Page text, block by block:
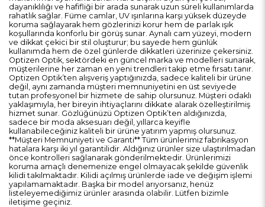
dayanıklılığı ve hafifliği bir arada sunarak uzun süreli kullanımlarda
rahatlık sağlar. Füme camlar, UV ışınlarına karşı yüksek düzeyde
koruma sağlayarak hem gözlerinizi korur hem de parlak ışık
koşullarında konforlu bir görüş sunar. Aynalı cam yüzeyi, modern
ve dikkat çekici bir stil oluşturur; bu sayede hem günlük
kullanımda hem de özel günlerde dikkatleri üzerinize çekersiniz.
Optizen Optik, sektördeki en güncel marka ve modelleri sunarak,
müşterilerine her zaman en yeni trendleri takip etme fırsatı tanır.
Optizen Optik’ten alışveriş yaptığınızda, sadece kaliteli bir ürüne
değil, aynı zamanda müşteri memnuniyetini en üst seviyede
tutan profesyonel bir hizmete de sahip olursunuz. Müşteri odaklı
yaklaşımıyla, her bireyin ihtiyaçlarını dikkate alarak özelleştirilmiş
hizmet sunar. Gözlüğünüzü Optizen Optik’ten aldığınızda,
sadece bir moda aksesuarı değil, yıllarca keyifle
kullanabileceğiniz kaliteli bir ürüne yatırım yapmış olursunuz.
**Müşteri Memnuniyeti ve Garanti** Tüm ürünlerimiz fabrikasyon
hatalara karşı iki yıl garantilidir. Aldığınız ürünler size ulaştırılmadan
önce kontrolleri sağlanarak gönderilmektedir. Ürünlerimizi
koruma amaçlı denemenize engel olmayacak şekilde güvenlik
kilidi takılmaktadır. Kilidi açılmış ürünlerde iade ve değişim işlemi
yapılamamaktadır. Başka bir model arıyorsanız, henüz
listeleyemediğimiz ürünler arasında olabilir. Lütfen bizimle
iletişime geçiniz.